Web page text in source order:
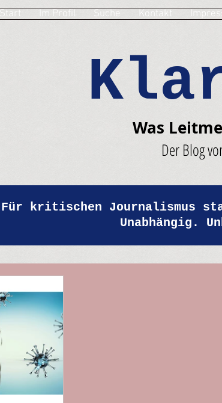
Start Im Profil Suche Kontakt
Was
Der Blog
Für kritischen Journalismus
Unabhängig.